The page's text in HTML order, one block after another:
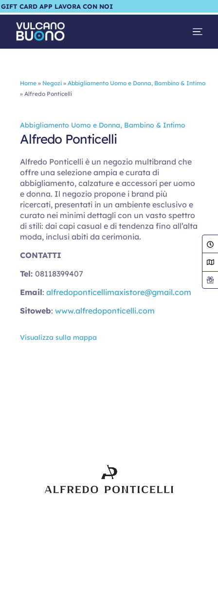
GIFT CARD APP LAVORA CON NOI
Home » Negozi »Abbigliamento Uomo e Donna, Bambino & Intimo
»Alfredo Ponticelli
Abbigliamento Uomo e Donna, Bambino & Intimo
Alfredo Ponticelli
Alfredo Ponticelli è un negozio multibrand che
offre una selezione ampia e curata di
abbigliamento, calzature e accessori per uomo
e donna. Il negozio propone i brand più
ricercati, presentati in un ambiente esclusivo e
curato nei minimi dettagli con un vasto spettro
di stili: dai capi casual e di tendenza fino all’alta
moda, inclusi abiti da cerimonia.
CONTATTI
Tel:08118399407
Email:alfredoponticellimaxistore@gmail.com
Sitoweb:www.alfredoponticelli.com
Visualizza sulla mappa